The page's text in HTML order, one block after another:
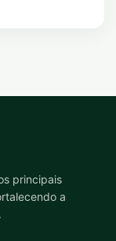
principais
a